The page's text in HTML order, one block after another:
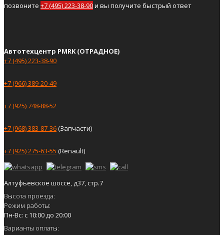
позвоните +7 (495) 223-38-90и вы получите быстрый ответ
Автотехцентр PMRK (ОТРАДНОЕ)
+7 (495) 223-38-90
+7 (966) 389-20-49
+7 (925) 748-88-52
+7 (968) 383-87-36(Запчасти)
+7 (925) 275-63-55 (Renault)
Алтуфьевское шоссе, д37, стр.7
Высота проезда:
Режим работы:
Пн-Вс: с 10:00 до 20:00
Варианты оплаты: